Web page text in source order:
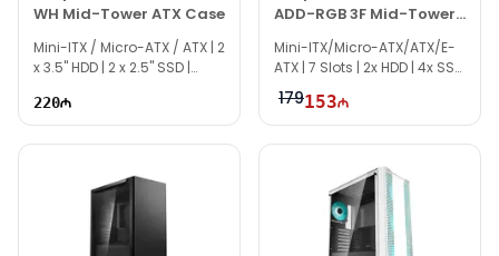
WH Mid-Tower ATX Case
Mini-ITX / Micro-ATX / ATX | 2
x 3.5" HDD | 2 x 2.5" SSD |
220
ADD-RGB 3F Mid-Tower
Mini-ITX/Micro-ATX/ATX/E-
ATX | 7 Slots | 2x HDD | 4x SSD
| TG0048
179153